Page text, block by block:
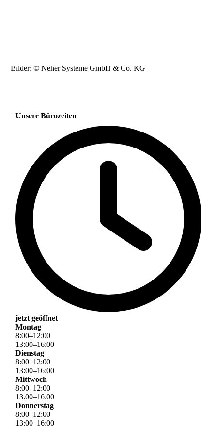
Bilder: © Neher Systeme GmbH & Co. KG
Unsere Bürozeiten
jetzt geöffnet
Montag
8:00–12:00
13:00–16:00
Dienstag
8:00–12:00
13:00–16:00
Mittwoch
8:00–12:00
13:00–16:00
Donnerstag
8:00–12:00
13:00–16:00